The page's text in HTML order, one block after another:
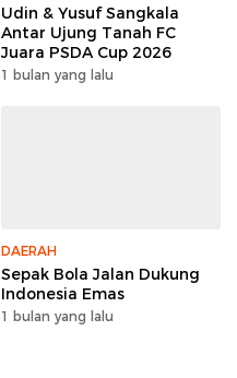
Udin & Yusuf Sangkala
Antar Ujung Tanah FC
Juara PSDA Cup 2026
1 bulan yang lalu
DAERAH
Sepak Bola Jalan Dukung
Indonesia Emas
1 bulan yang lalu